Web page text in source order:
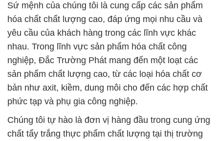
Sứ mệnh của chúng tôi là cung cấp các sản phẩm
hóa chất chất lượng cao, đáp ứng mọi nhu cầu và
yêu cầu của khách hàng trong các lĩnh vực khác
nhau. Trong lĩnh vực sản phẩm hóa chất công
nghiệp, Đắc Trường Phát mang đến một loạt các
sản phẩm chất lượng cao, từ các loại hóa chất cơ
bản như axit, kiềm, dung môi cho đến các hợp chất
phức tạp và phụ gia công nghiệp.
Chúng tôi tự hào là đơn vị hàng đầu trong cung ứng
chất tẩy trắng thực phẩm chất lượng tại thị trường